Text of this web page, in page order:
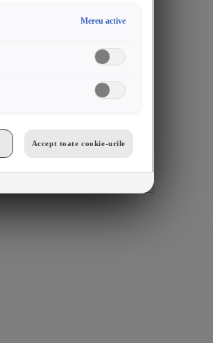
Mereu active
Accept toate cookie-urile